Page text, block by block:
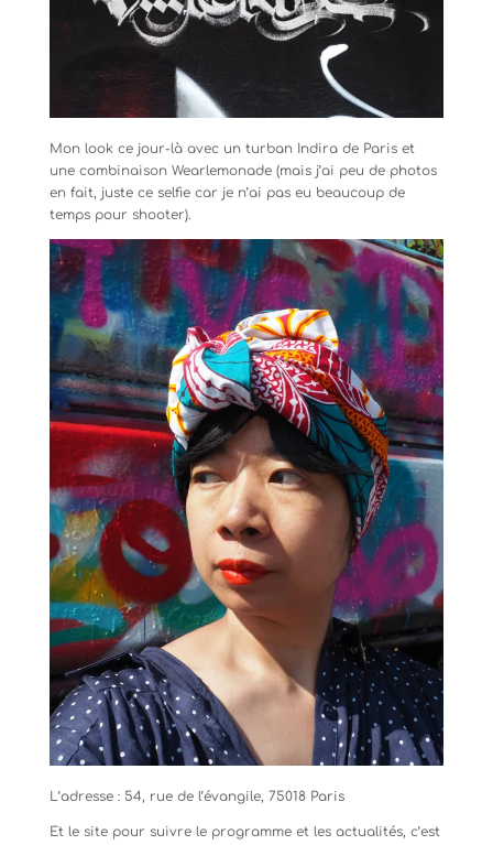
Mon look ce jour-là avec un turban Indira de Paris et
une combinaison Wearlemonade (mais j’ai peu de photos
en fait, juste ce selfie car je n’ai pas eu beaucoup de
temps pour shooter).
L’adresse : 54, rue de l’évangile, 75018 Paris
Et le site pour suivre le programme et les actualités, c’est